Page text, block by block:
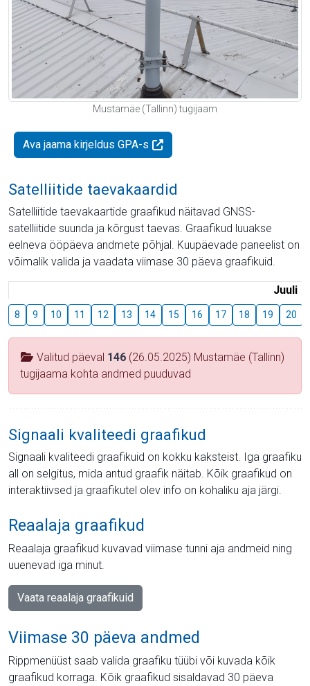
Mustamäe (Tallinn) tugijaam
Ava jaama kirjeldus GPA-s
Satelliitide taevakaardid
Satelliitide taevakaartide graafikud näitavad GNSS-
satelliitide suunda ja kõrgust taevas. Graafikud luuakse
eelneva ööpäeva andmete põhjal. Kuupäevade paneelist on
võimalik valida ja vaadata viimase 30 päeva graafikuid.
Juuli
8 9 10 11 12 13 14 15 16 17 18 19 20
Valitud päeval 146 (26.05.2025) Mustamäe (Tallinn)
tugijaama kohta andmed puuduvad
Signaali kvaliteedi graafikud
Signaali kvaliteedi graafikuid on kokku kaksteist. Iga graafiku
all on selgitus, mida antud graafik näitab. Kõik graafikud on
interaktiivsed ja graafikutel olev info on kohaliku aja järgi.
Reaalaja graafikud
Reaalaja graafikud kuvavad viimase tunni aja andmeid ning
uuenevad iga minut.
Vaata reaalaja graafikuid
Viimase 30 päeva andmed
Rippmenüüst saab valida graafiku tüübi või kuvada kõik
graafikud korraga. Kõik graafikud sisaldavad 30 päeva